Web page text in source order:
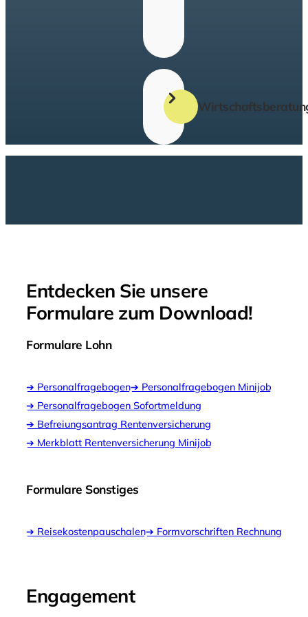
Liquiditäts-
Unternehmensnachfolge
Vorweggenommene
steuerlichen
Prozessen
Begleitung
Entdecken Sie unsere
Formulare zum Download!
Formulare Lohn
➔ Personalfragebogen➔ Personalfragebogen Minijob
➔ Personalfragebogen Sofortmeldung
➔ Befreiungsantrag Rentenversicherung
➔ Merkblatt Rentenversicherung Minijob
Formulare Sonstiges
➔ Reisekostenpauschalen➔ Formvorschriften Rechnung
Engagement